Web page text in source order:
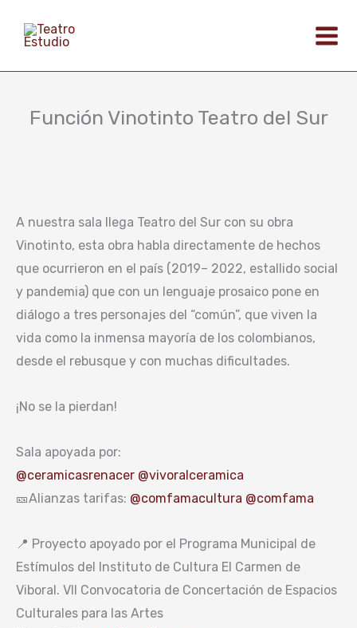
Función Vinotinto Teatro del Sur
A nuestra sala llega Teatro del Sur con su obra
Vinotinto, esta obra habla directamente de hechos
que ocurrieron en el país (2019– 2022, estallido social
y pandemia) que con un lenguaje prosaico pone en
diálogo a tres personajes del “común”, que viven la
vida como la inmensa mayoría de los colombianos,
desde el rebusque y con muchas dificultades.
¡No se la pierdan!
Sala apoyada por:
@ceramicasrenacer @vivoralceramica
🎫Alianzas tarifas: @comfamacultura @comfama
📍 Proyecto apoyado por el Programa Municipal de
Estímulos del Instituto de Cultura El Carmen de
Viboral. VII Convocatoria de Concertación de Espacios
Culturales para las Artes